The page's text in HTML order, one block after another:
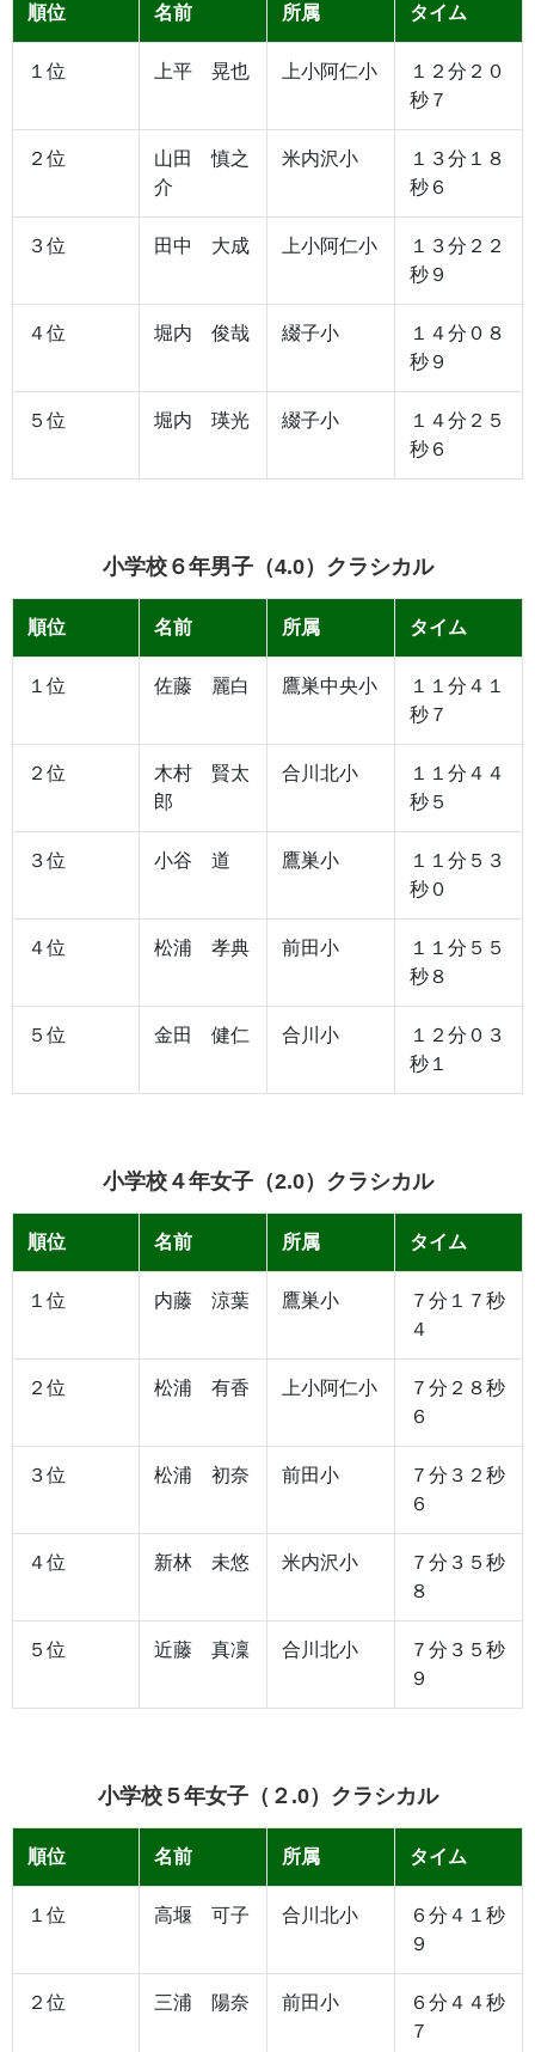
順位 名前 所属 タイム
１位 上平 晃也 上小阿仁小
１２分２０
秒７
２位
山田 慎之
介
米内沢小
１３分１８
秒６
３位 田中 大成 上小阿仁小
１３分２２
秒９
４位 堀内 俊哉 綴子小
１４分０８
秒９
５位 堀内 瑛光 綴子小
１４分２５
秒６
小学校６年男子（4.0）クラシカル
順位 名前 所属 タイム
１位 佐藤 麗白 鷹巣中央小
１１分４１
秒７
２位
木村 賢太
郎
合川北小
１１分４４
秒５
３位 小谷 道 鷹巣小
１１分５３
秒０
４位 松浦 孝典 前田小
１１分５５
秒８
５位 金田 健仁 合川小
１２分０３
秒１
小学校４年女子（2.0）クラシカル
順位 名前 所属 タイム
１位 内藤 涼葉 鷹巣小
７分１７秒
４
２位 松浦 有香 上小阿仁小
７分２８秒
６
３位 松浦 初奈 前田小
７分３２秒
６
４位 新林 未悠 米内沢小
７分３５秒
８
５位 近藤 真凜 合川北小
７分３５秒
９
小学校５年女子（２.0）クラシカル
順位 名前 所属 タイム
１位 高堰 可子 合川北小
６分４１秒
９
２位 三浦 陽奈 前田小
６分４４秒
７